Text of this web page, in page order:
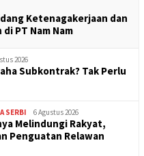
Ketenagakerjaan dan
PT Nam Nam
2026
Subkontrak? Tak Perlu
SERBI 6 Agustus 2026
Melindungi Rakyat,
Penguatan Relawan